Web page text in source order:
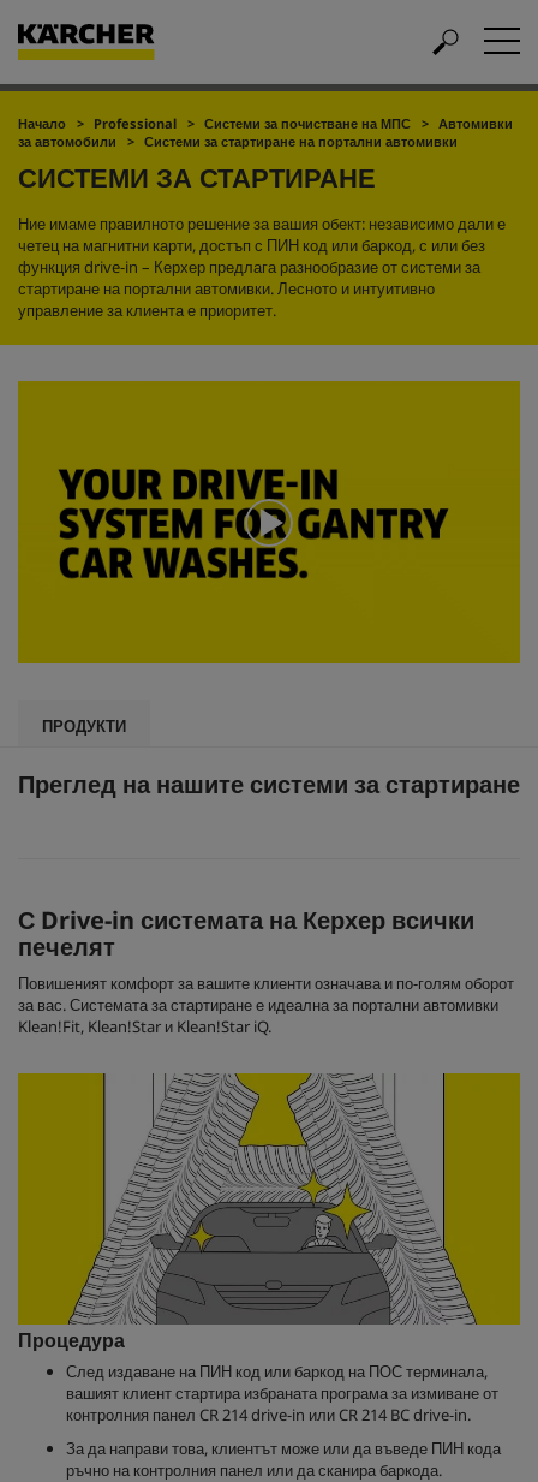
Начало Professional Системи за почистване на МПС
Автомивки
за автомобили
Системи за стартиране на портални автомивки
СИСТЕМИ ЗА СТАРТИРАНЕ
Ние имаме правилното решение за вашия обект: независимо дали е
четец на магнитни карти, достъп с ПИН код или баркод, с или без
функция drive-in – Керхер предлага разнообразие от системи за
стартиране на портални автомивки. Лесното и интуитивно
управление за клиента е приоритет.
d
c
o
n
d
s
ПРОДУКТИ
Преглед на нашите системи за стартиране
С Drive-in системата на Керхер всички
печелят
Повишеният комфорт за вашите клиенти означава и по-голям оборот
за вас. Системата за стартиране е идеална за портални автомивки
Klean!Fit, Klean!Star и Klean!Star iQ.
Процедура
След издаване на ПИН код или баркод на ПОС терминала,
вашият клиент стартира избраната програма за измиване от
контролния панел CR 214 drive-in или CR 214 BC drive-in.
За да направи това, клиентът може или да въведе ПИН кода
ръчно на контролния панел или да сканира баркода.